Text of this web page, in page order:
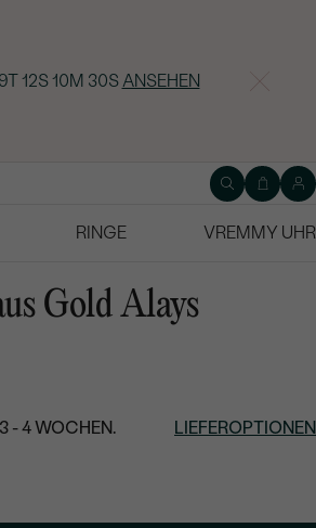
9T 12S 10M 29SANSEHEN
RINGE
VREMMY UHR
Gold Alays
- 4 WOCHEN. LIEFEROPTIONEN